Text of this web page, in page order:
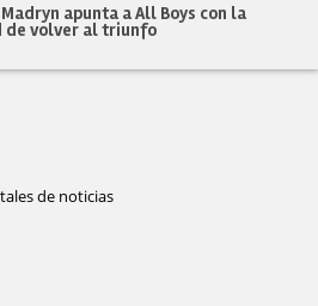
apunta a All Boys con la
de volver al triunfo
de noticias